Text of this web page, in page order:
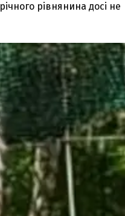
рівнянина досі не
знищеного ворожого Су-35